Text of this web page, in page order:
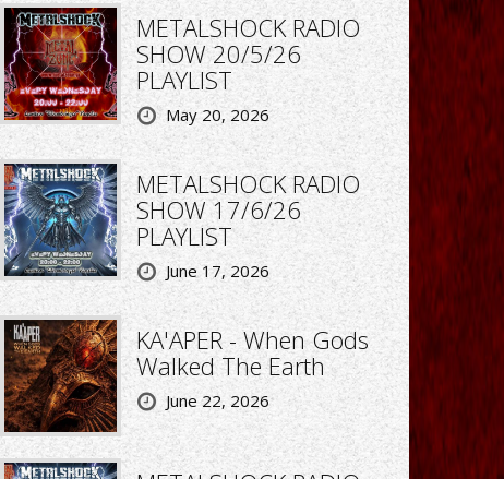
METALSHOCK RADIO
SHOW 20/5/26
PLAYLIST
May 20, 2026
METALSHOCK RADIO
SHOW 17/6/26
PLAYLIST
June 17, 2026
KA'APER - When Gods
Walked The Earth
June 22, 2026